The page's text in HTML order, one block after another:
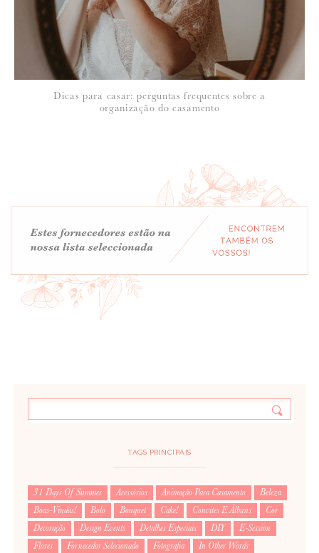
Dicas para casar: perguntas frequentes sobre a
organização do casamento
TAGS PRINCIPAIS
31 Days Of Summer Acessórios Animação Para Casamento
Beleza
Boas-Vindas!
Bolo Bouquet Cake! Convites E Álbuns
Cor
Decoração
Design Events Detalhes Especiais DIY
E-Session
Flores
Fornecedor Selecionado Fotografia
In Other Words